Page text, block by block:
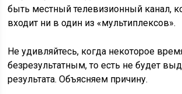
быть местный телевизионный канал,
входит ни в один из «мультиплексов».
Не удивляйтесь, когда некоторое
безрезультатным, то есть не будет
результата. Объясняем причину.